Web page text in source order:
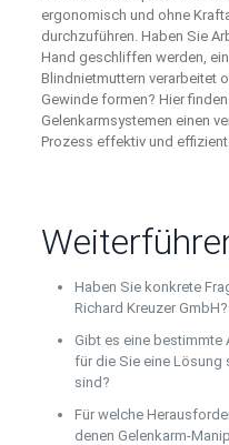
ergonomisch und ohne
durchzuführen. Haben Sie
Hand geschliffen werden,
Blindnietmuttern verarbeitet
Gewinde formen? Hier
Gelenkarmsystemen einen
Prozess effektiv und effizient
Haben Sie konkrete
Richard Kreuzer GmbH?
Gibt es eine bestimmte
für die Sie eine Lösung
sind?
Für welche
denen Gelenkarm-